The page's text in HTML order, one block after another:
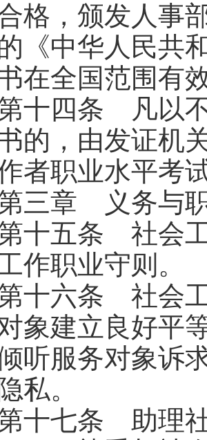
格，颁发人事
《中华人民共
在全国范围有
四条 凡以不
的，由发证机
者职业水平考
章 义务与职
五条 社会工
作职业守则。
六条 社会工
象建立良好平
听服务对象诉
私。
七条 助理社